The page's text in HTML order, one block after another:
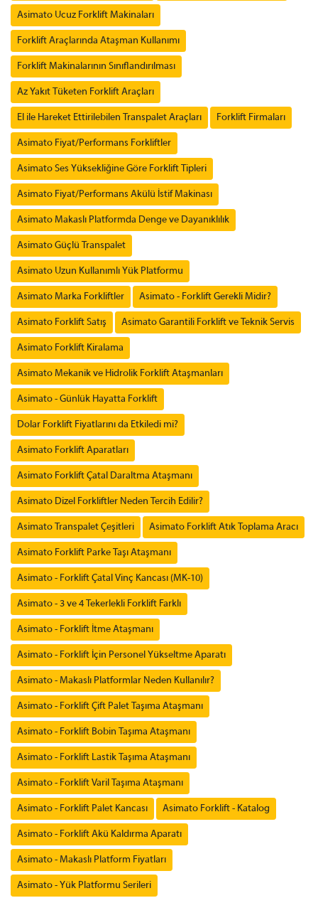
Asimato Ucuz Forklift Makinaları
Forklift Araçlarında Ataşman Kullanımı
Forklift Makinalarının Sınıflandırılması
Az Yakıt Tüketen Forklift Araçları
El ile Hareket Ettirilebilen Transpalet Araçları Forklift Firmaları
Asimato Fiyat/Performans Forkliftler
Asimato Ses Yüksekliğine Göre Forklift Tipleri
Asimato Fiyat/Performans Akülü İstif Makinası
Asimato Makaslı Platformda Denge ve Dayanıklılık
Asimato Güçlü Transpalet
Asimato Uzun Kullanımlı Yük Platformu
Asimato Marka Forkliftler Asimato - Forklift Gerekli Midir?
Asimato Forklift Satış Asimato Garantili Forklift ve Teknik Servis
Asimato Forklift Kiralama
Asimato Mekanik ve Hidrolik Forklift Ataşmanları
Asimato - Günlük Hayatta Forklift
Dolar Forklift Fiyatlarını da Etkiledi mi?
Asimato Forklift Aparatları
Asimato Forklift Çatal Daraltma Ataşmanı
Asimato Dizel Forkliftler Neden Tercih Edilir?
Asimato Transpalet Çeşitleri Asimato Forklift Atık Toplama Aracı
Asimato Forklift Parke Taşı Ataşmanı
Asimato - Forklift Çatal Vinç Kancası (MK-10)
Asimato - 3 ve 4 Tekerlekli Forklift Farklı
Asimato - Forklift İtme Ataşmanı
Asimato - Forklift İçin Personel Yükseltme Aparatı
Asimato - Makaslı Platformlar Neden Kullanılır?
Asimato - Forklift Çift Palet Taşıma Ataşmanı
Asimato - Forklift Bobin Taşıma Ataşmanı
Asimato - Forklift Lastik Taşıma Ataşmanı
Asimato - Forklift Varil Taşıma Ataşmanı
Asimato - Forklift Palet Kancası Asimato Forklift - Katalog
Asimato - Forklift Akü Kaldırma Aparatı
Asimato - Makaslı Platform Fiyatları
Asimato - Yük Platformu Serileri